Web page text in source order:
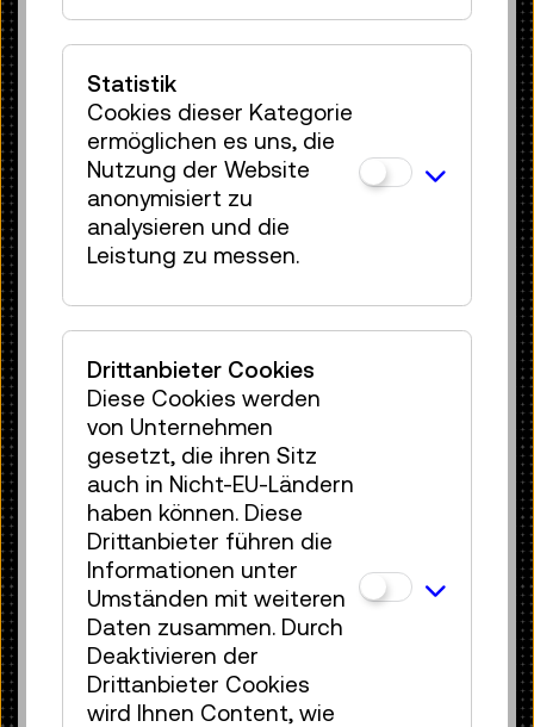
Digitalisierung in der Produktion über
verschiedene Standorte und um
Vernetzung in
Wertschöpfungsökosystemen.
Datensouveränität ist ein großes
Thema, denn viele Unternehmen stellen
ihre Daten nicht gerne zur Verfügung,
weil sie nicht wissen, was damit
passiert. KI kann diese Datenmengen
aber analysieren und Modelle feiner
ausarbeiten.“ „Daten sind das neue
Gold“ – dem kann die Pilotfabrik-Leiterin
nur zustimmen. „Es entstehen viele
Businessmodelle rund um Datenhandel.
Denn durch Daten kann man
Rückschlüsse ziehen und in vielen dieser
Bereiche steckt KI dahinter – von
Spracherkennung bis zum autonomen
Fahren. Es geht darum,
menschenzentrierte Fragen offen zu
diskutieren, Datenschutz zu erhalten
und aufzuklären, dass KI in einer immer
komplexer werdenden Produktionswelt
Arbeit abnimmt und den Menschen
unterstützt.“
Statistik
Cookies dieser Kategorie
ermöglichen es uns, die
Nutzung der Website
anonymisiert zu
analysieren und die
Leistung zu messen.
Drittanbieter Cookies
Diese Cookies werden
von Unternehmen
gesetzt, die ihren Sitz
auch in Nicht-EU-Ländern
haben können. Diese
Drittanbieter führen die
Informationen unter
Umständen mit weiteren
Daten zusammen. Durch
Deaktivieren der
Drittanbieter Cookies
wird Ihnen Content, wie